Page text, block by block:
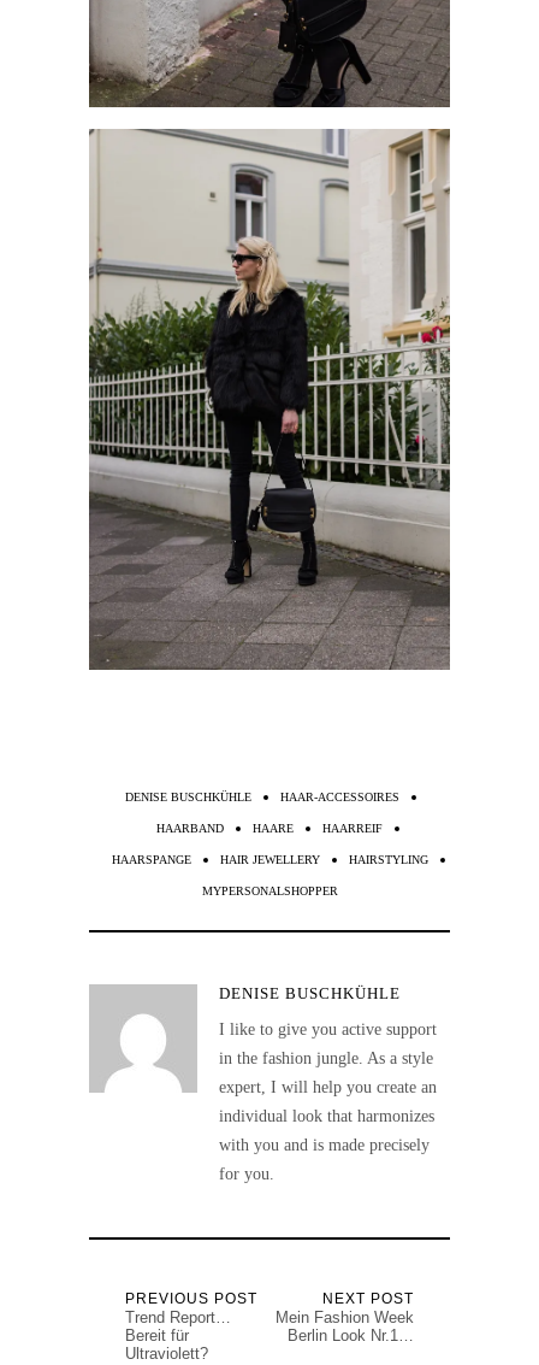
DENISE BUSCHKÜHLE HAAR-ACCESSOIRES
HAARBAND HAARE HAARREIF
HAARSPANGE HAIR JEWELLERY HAIRSTYLING
MYPERSONALSHOPPER
DENISE BUSCHKÜHLE
I like to give you active support
in the fashion jungle. As a style
expert, I will help you create an
individual look that harmonizes
with you and is made precisely
for you.
PREVIOUS POST
Trend Report…
Bereit für
Ultraviolett?
NEXT POST
Mein Fashion Week
Berlin Look Nr.1…